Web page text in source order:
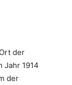
der
Jahr 1914
der